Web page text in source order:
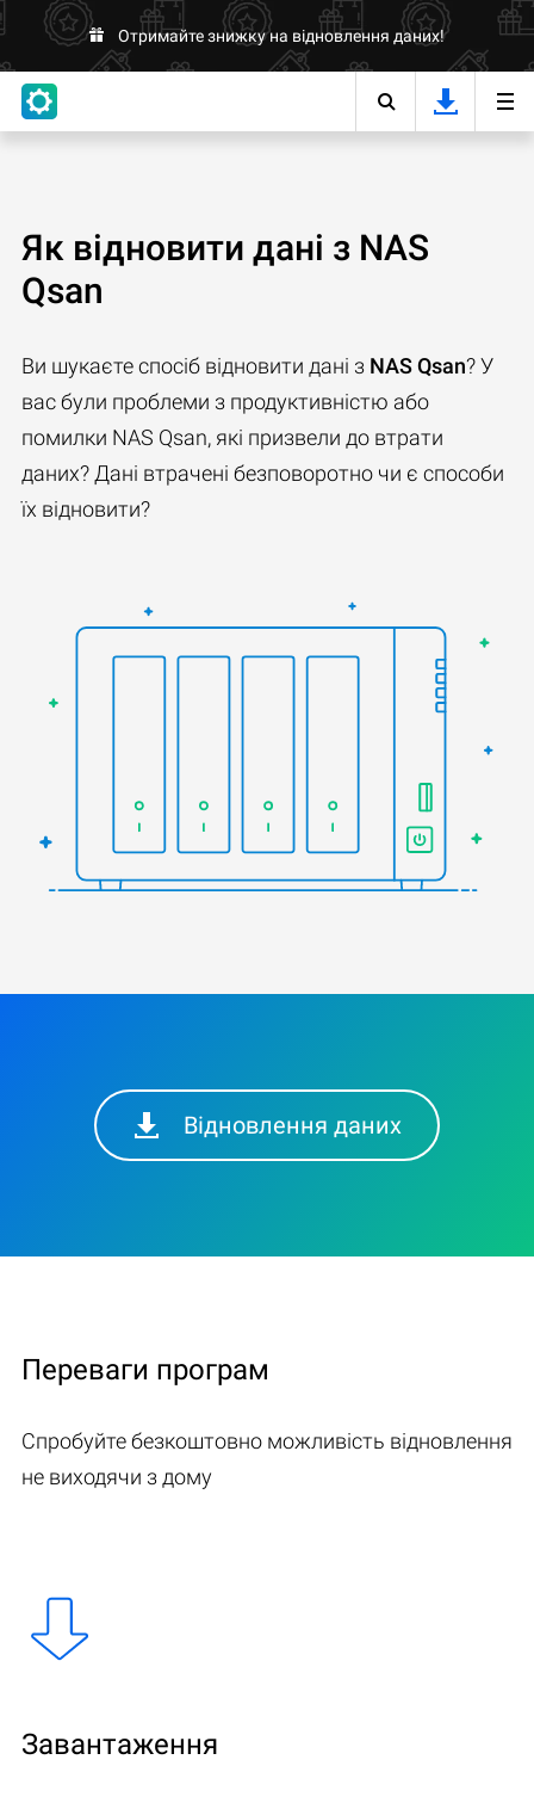
Отримайте знижку на відновлення даних!
Як відновити дані з NAS
Qsan
Ви шукаєте спосіб відновити дані з NAS Qsan? У
вас були проблеми з продуктивністю або
помилки NAS Qsan, які призвели до втрати
даних? Дані втрачені безповоротно чи є способи
їх відновити?
Відновлення даних
Переваги програм
Спробуйте безкоштовно можливість відновлення
не виходячи з дому
Завантаження